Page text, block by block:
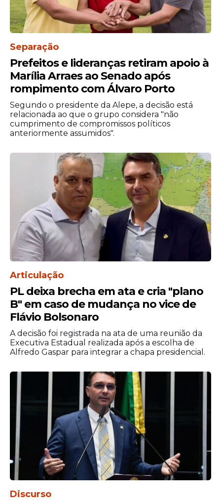
percentuais para mais ou para menos. O
levantamento possui registro no Tribunal
Regional Eleitoral de Pernambuco (TRE-PE:
PE-02184/2026) e no Tribunal Superior
Eleitoral (TSE: BR-04215/2026).
Separação
Prefeitos e lideranças retiram apoio à
Marília Arraes ao Senado após
rompimento com Álvaro Porto
Segundo o presidente da Alepe, a decisão está
relacionada ao que o grupo considera "não
cumprimento de compromissos políticos
anteriormente assumidos".
Articulação
PL deixa brecha em ata e cria "plano
B" em caso de mudança no vice de
Flávio Bolsonaro
A decisão foi registrada na ata de uma reunião da
Executiva Estadual realizada após a escolha de
Alfredo Gaspar para integrar a chapa presidencial.
Discurso